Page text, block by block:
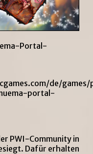
Portal-
de/games/
portal-
PWI-Community in
Dafür erhalten